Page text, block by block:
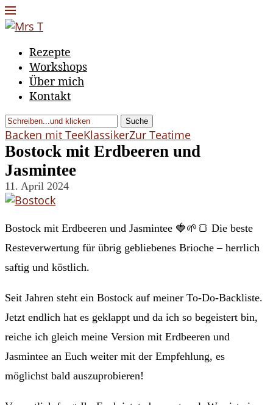
Rezepte
Workshops
Über mich
Kontakt
Suche
Backen mit TeeKlassikerZur Teatime
Bostock mit Erdbeeren und
Jasmintee
11. April 2024
Bostock mit Erdbeeren und Jasmintee 🍓🌱🍞 Die beste
Resteverwertung für übrig gebliebenes Brioche – herrlich
saftig und köstlich.
Seit Jahren steht ein Bostock auf meiner To-Do-Backliste.
Jetzt endlich hat es geklappt und da ich so begeistert bin,
reiche ich gleich meine Version mit Erdbeeren und
Jasmintee an Euch weiter mit der Empfehlung, es
möglichst bald auszuprobieren!